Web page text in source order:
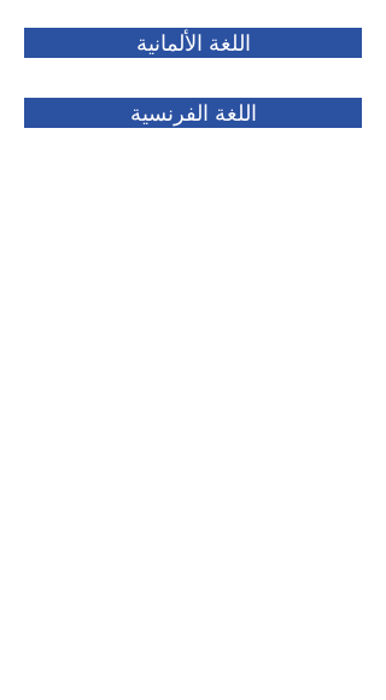
اللغة الألمانية
اللغة الفرنسية